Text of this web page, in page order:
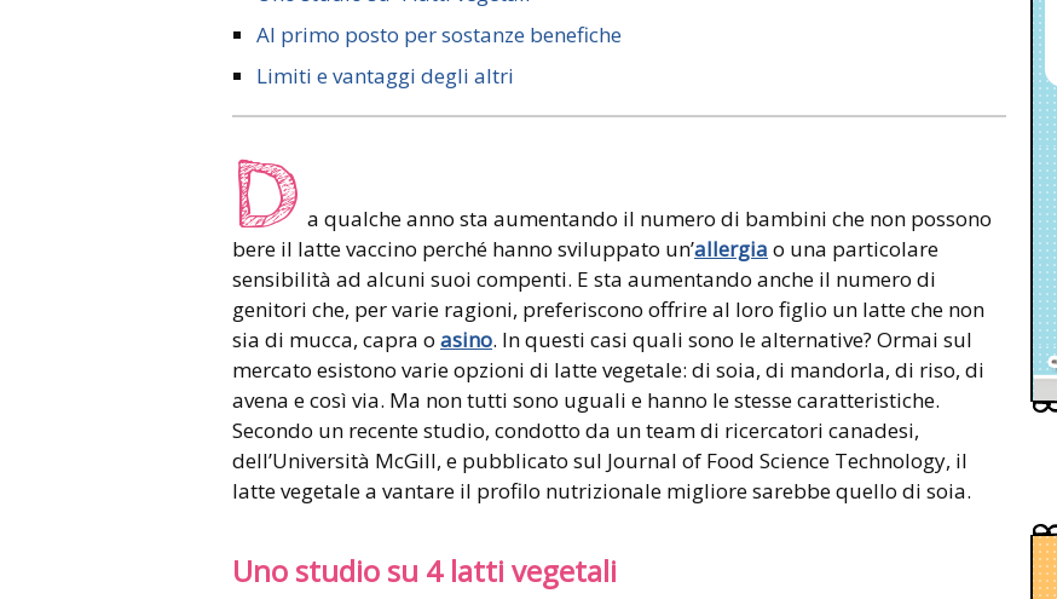
Al primo posto per sostanze benefiche
Limiti e vantaggi degli altri
D a qualche anno sta aumentando il numero di bambini che non possono
bere il latte vaccino perché hanno sviluppato un’allergia o una particolare
sensibilità ad alcuni suoi compenti. E sta aumentando anche il numero di
genitori che, per varie ragioni, preferiscono offrire al loro figlio un latte che non
sia di mucca, capra o asino. In questi casi quali sono le alternative? Ormai sul
mercato esistono varie opzioni di latte vegetale: di soia, di mandorla, di riso, di
avena e così via. Ma non tutti sono uguali e hanno le stesse caratteristiche.
Secondo un recente studio, condotto da un team di ricercatori canadesi,
dell’Università McGill, e pubblicato sul Journal of Food Science Technology, il
latte vegetale a vantare il profilo nutrizionale migliore sarebbe quello di soia.
Uno studio su 4 latti vegetali